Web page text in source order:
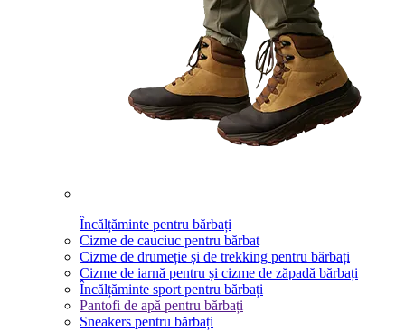
Încălțăminte pentru bărbați
Cizme de cauciuc pentru bărbat
Cizme de drumeție și de trekking pentru bărbați
Cizme de iarnă pentru și cizme de zăpadă bărbați
Încălțăminte sport pentru bărbați
Pantofi de apă pentru bărbați
Sneakers pentru bărbați